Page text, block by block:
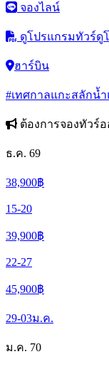
จองไลน์
ดูโปรแกรมทัวร์ดู
ฮาร์บิน
#เทศกาลแกะสลักน้ำ
ต้องการจองทัวร์
ธ.ค. 69
38,900฿
15-20
39,900฿
22-27
45,900฿
29-03ม.ค.
ม.ค. 70